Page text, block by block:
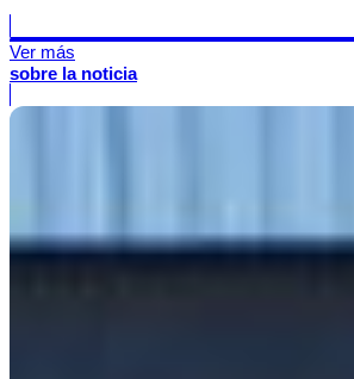
Ver más
sobre la noticia